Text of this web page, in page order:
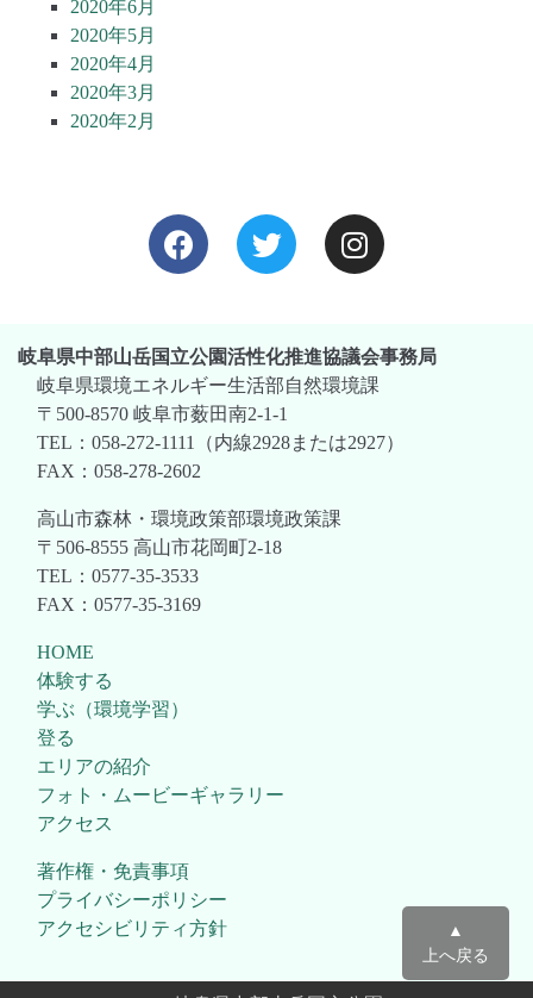
2020年6月
2020年5月
2020年4月
2020年3月
2020年2月
岐阜県中部山岳国立公園活性化推進協議会事務局
岐阜県環境エネルギー生活部自然環境課
〒500-8570 岐阜市薮田南2-1-1
TEL：058-272-1111（内線2928または2927）
FAX：058-278-2602
高山市森林・環境政策部環境政策課
〒506-8555 高山市花岡町2-18
TEL：0577-35-3533
FAX：0577-35-3169
HOME
体験する
学ぶ（環境学習）
登る
エリアの紹介
フォト・ムービーギャラリー
アクセス
著作権・免責事項
プライバシーポリシー
アクセシビリティ方針
▲
上へ戻る